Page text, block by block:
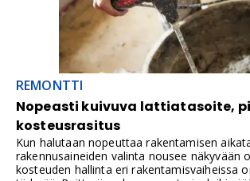
REMONTTI
Nopeasti kuivuva lattiatasoite,
kosteusrasitus
Kun halutaan nopeuttaa rakentamisen
rakennusaineiden valinta nousee näkyvään
kosteuden hallinta eri rakentamisvaiheissa